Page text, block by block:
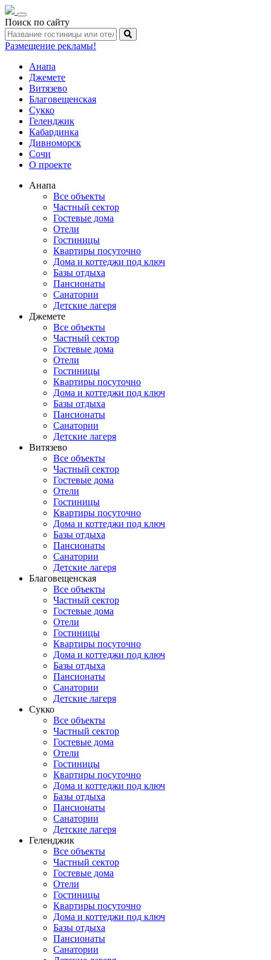
Toggle
navigation
Поиск по сайту
Размещение рекламы!
Анапа
Джемете
Витязево
Благовещенская
Сукко
Геленджик
Кабардинка
Дивноморск
Сочи
О проекте
Анапа
Все объекты
Частный сектор
Гостевые дома
Отели
Гостиницы
Квартиры посуточно
Дома и коттеджи под ключ
Базы отдыха
Пансионаты
Санатории
Детские лагеря
Джемете
Все объекты
Частный сектор
Гостевые дома
Отели
Гостиницы
Квартиры посуточно
Дома и коттеджи под ключ
Базы отдыха
Пансионаты
Санатории
Детские лагеря
Витязево
Все объекты
Частный сектор
Гостевые дома
Отели
Гостиницы
Квартиры посуточно
Дома и коттеджи под ключ
Базы отдыха
Пансионаты
Санатории
Детские лагеря
Благовещенская
Все объекты
Частный сектор
Гостевые дома
Отели
Гостиницы
Квартиры посуточно
Дома и коттеджи под ключ
Базы отдыха
Пансионаты
Санатории
Детские лагеря
Сукко
Все объекты
Частный сектор
Гостевые дома
Отели
Гостиницы
Квартиры посуточно
Дома и коттеджи под ключ
Базы отдыха
Пансионаты
Санатории
Детские лагеря
Геленджик
Все объекты
Частный сектор
Гостевые дома
Отели
Гостиницы
Квартиры посуточно
Дома и коттеджи под ключ
Базы отдыха
Пансионаты
Санатории